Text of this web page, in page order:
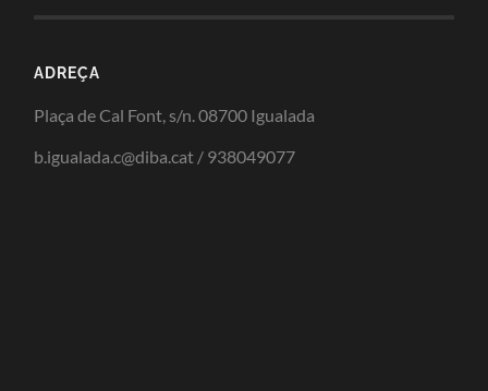
ADREÇA
Plaça de Cal Font, s/n. 08700 Igualada
b.igualada.c@diba.cat / 938049077